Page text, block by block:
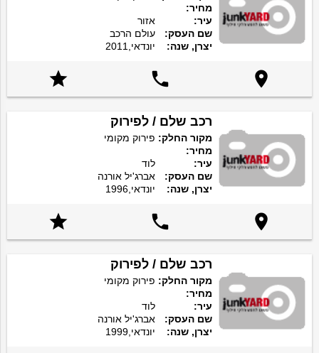
מחיר:
עיר:
אזור
שם העסק:
עולם הרכב
יצרן, שנה:
יונדאי,2011



רכב שלם / לפירוק
מקור החלק: פירוק מקומי
מחיר:
עיר:
לוד
שם העסק:
אברג'יל אורנה
יצרן, שנה:
יונדאי,1996



רכב שלם / לפירוק
מקור החלק: פירוק מקומי
מחיר:
עיר:
לוד
שם העסק:
אברג'יל אורנה
יצרן, שנה:
יונדאי,1999